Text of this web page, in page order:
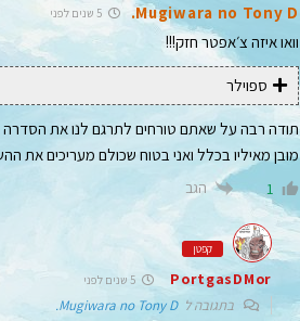
Mugiwara no Tony D. 5 שנים לפני
וואו איזה צ׳אפטר חזק!!!
ספוילר
תודה רבה על שאתם טורחים לתרגם לנו את
מובן מאיליו בכלל ואני בטוח שכולם מעריכים את
1 הגב
קפטן
PortgasDMor
בתגובה לMugiwara no Tony D.